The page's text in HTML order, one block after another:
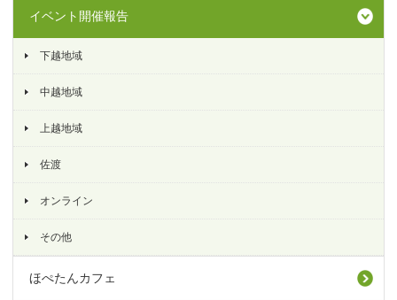
イベント開催報告
下越地域
中越地域
上越地域
佐渡
オンライン
その他
ほぺたんカフェ